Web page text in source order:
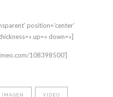
position=’center’
up=» down=»]
108398500′]
IMAGEN VÍDEO